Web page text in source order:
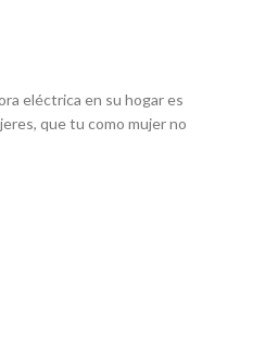
eléctrica en su hogar es
que tu como mujer no